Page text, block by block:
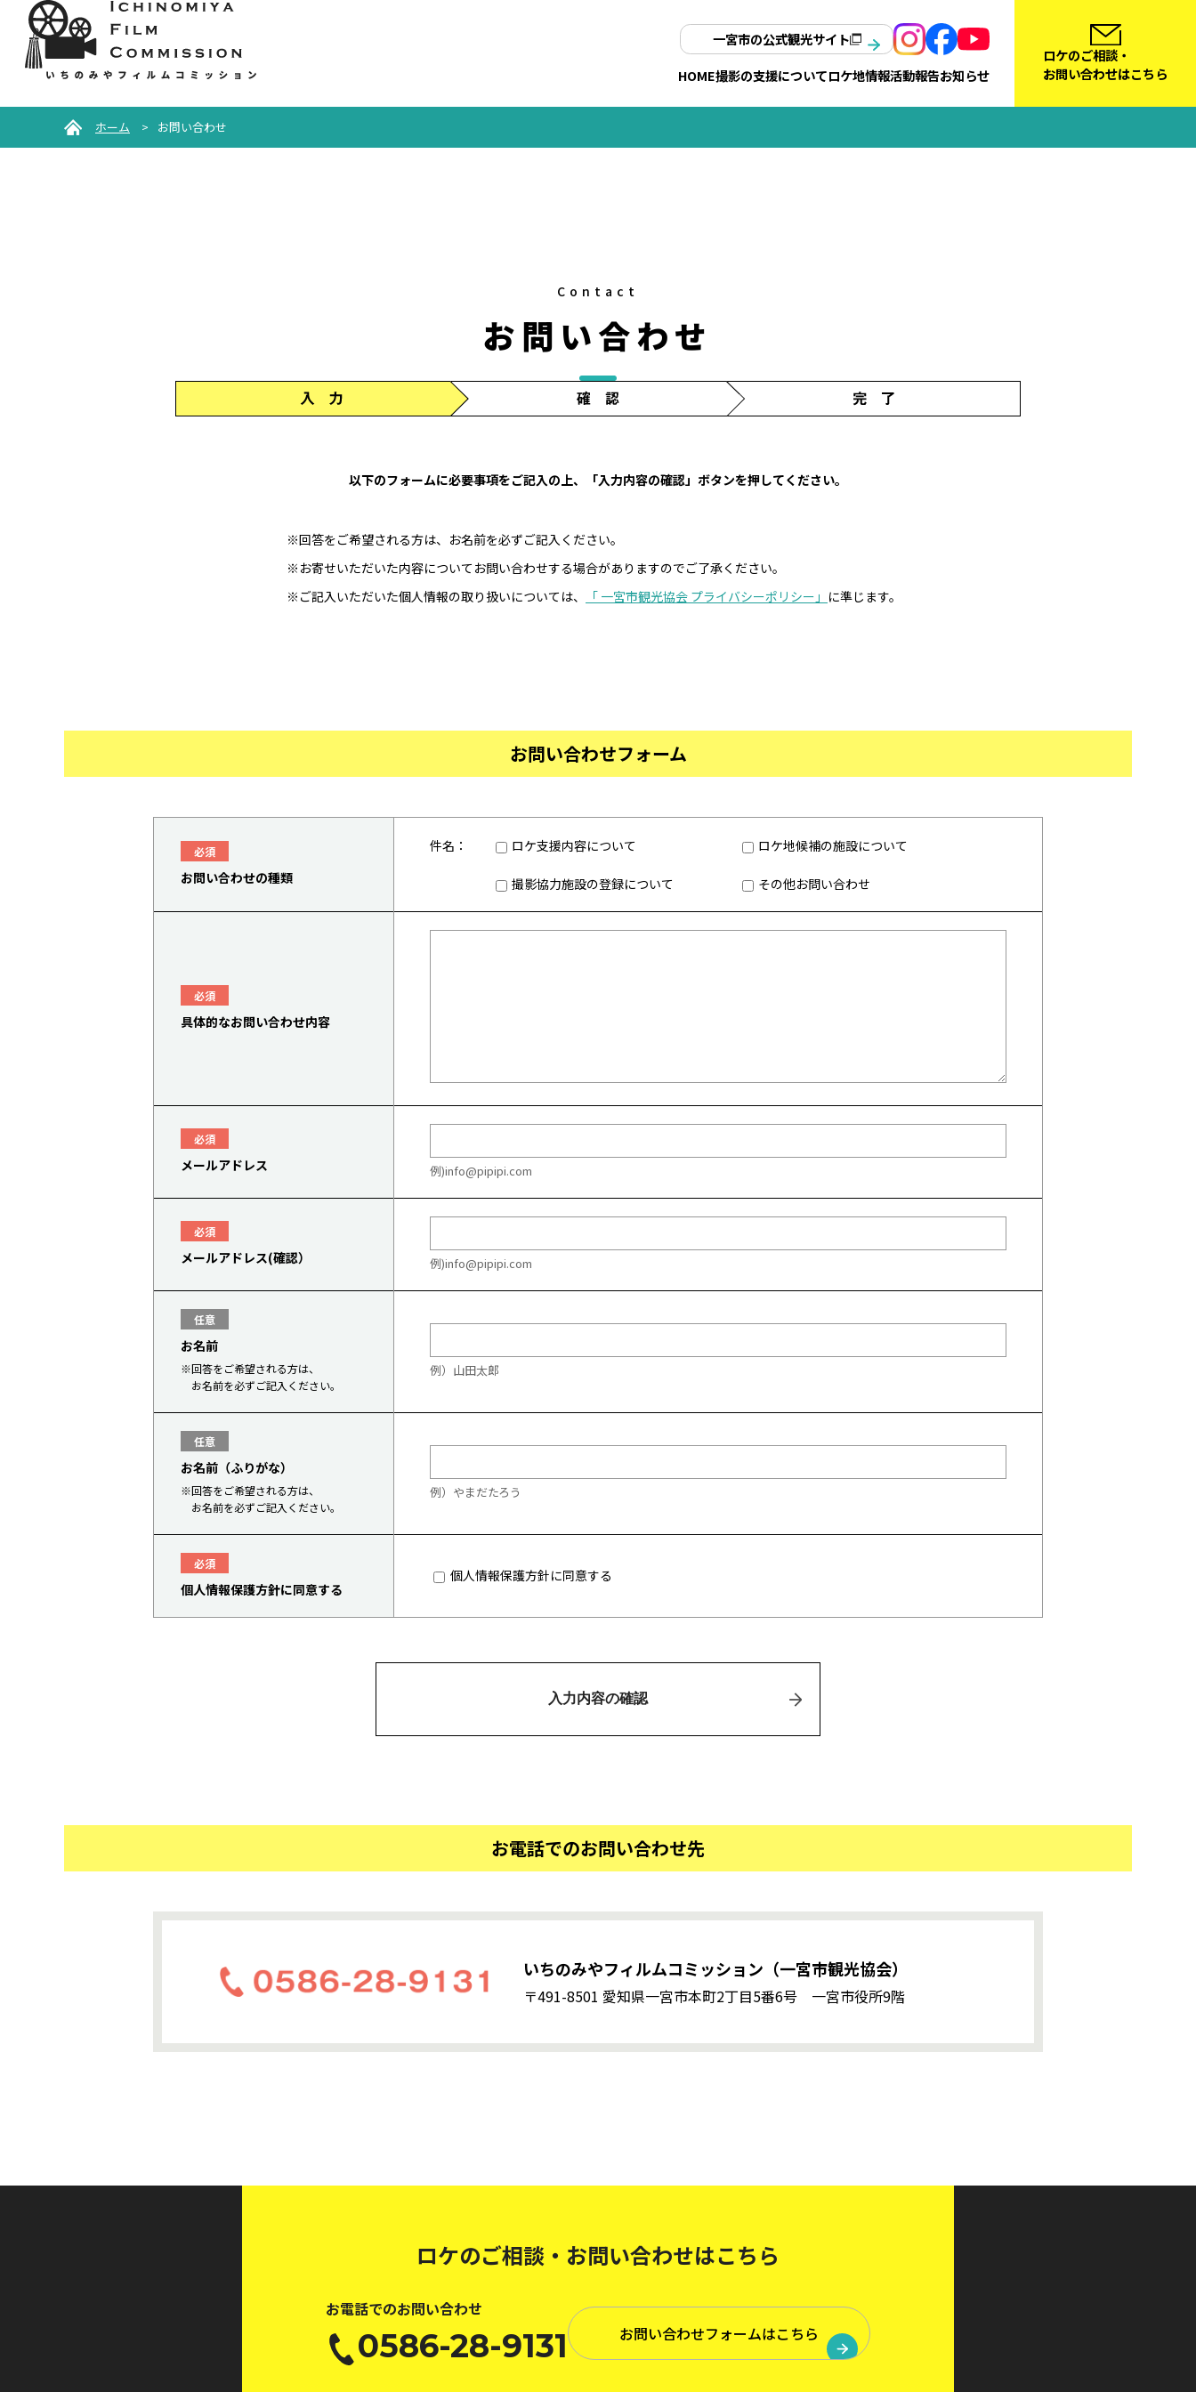
一宮市の公式観光サイト
HOME撮影の支援についてロケ地情報活動報告お知らせ
ロケのご相談・
お問い合わせはこちら
ホーム > お問い合わせ
Contact
お問い合わせ
以下のフォームに必要事項をご記入の上、「入力内容の確認」ボタンを押してください。
※回答をご希望される方は、お名前を必ずご記入ください。
※お寄せいただいた内容についてお問い合わせする場合がありますのでご了承ください。
※ご記入いただいた個人情報の取り扱いについては、
「 一宮市観光協会 プライバシーポリシー」 に準じます。
お問い合わせフォーム
必須
お問い合わせの種類
件名： ロケ支援内容について ロケ地候補の施設について
撮影協力施設の登録について その他お問い合わせ
必須
具体的なお問い合わせ内容
必須
メールアドレス 例)info@pipipi.com
必須
メールアドレス(確認） 例)info@pipipi.com
任意
お名前
※回答をご希望される方は、
お名前を必ずご記入ください。
例）山田太郎
任意
お名前（ふりがな）
※回答をご希望される方は、
お名前を必ずご記入ください。
例）やまだたろう
必須
個人情報保護方針に同意する
個人情報保護方針に同意する
お電話でのお問い合わせ先
いちのみやフィルムコミッション（一宮市観光協会）
〒491-8501 愛知県一宮市本町2丁目5番6号 一宮市役所9階
ロケのご相談・お問い合わせはこちら
お電話でのお問い合わせ
0586-28-9131 お問い合わせフォームはこちら